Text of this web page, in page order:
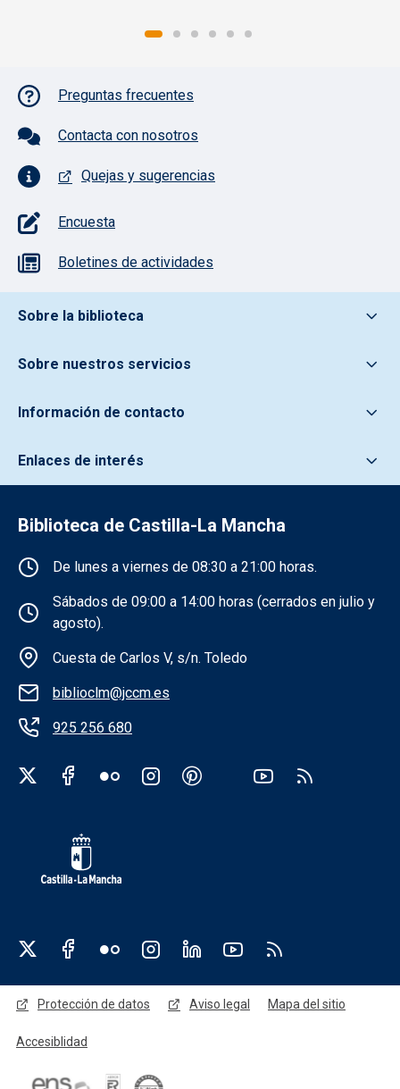
Pie de página con iconos
Preguntas frecuentes
Contacta con nosotros
Quejas y sugerencias
Encuesta
Boletines de actividades
Pie de pagina información
Sobre la biblioteca
Sobre nuestros servicios
Información de contacto
Enlaces de interés
Biblioteca de Castilla-La Mancha
Información de la institución
De lunes a viernes de 08:30 a 21:00 horas.
Sábados de 09:00 a 14:00 horas (cerrados en julio y
agosto).
Cuesta de Carlos V, s/n. Toledo
biblioclm@jccm.es
925 256 680
Redes sociales institución
Redes sociales JCCM
Menú legal
Protección de datos Aviso legal Mapa del sitio
Accesiblidad